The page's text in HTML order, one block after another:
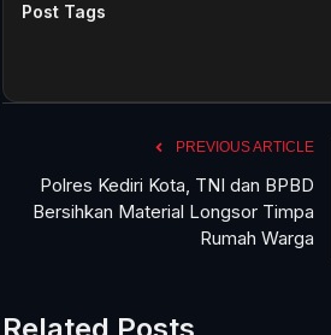
Post Tags
PREVIOUS ARTICLE
Polres Kediri Kota, TNI dan BPBD
Bersihkan Material Longsor Timpa
Rumah Warga